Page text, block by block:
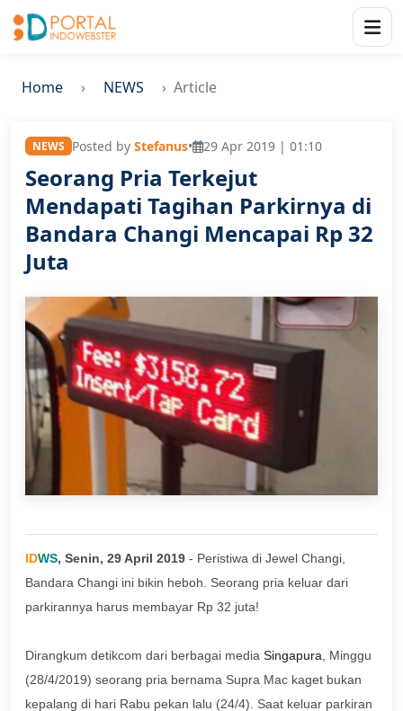
Home NEWS Article
NEWS Posted by Stefanus• 29 Apr 2019 | 01:10
Seorang Pria Terkejut
Mendapati Tagihan Parkirnya di
Bandara Changi Mencapai Rp 32
Juta
IDWS, Senin, 29 April 2019 - Peristiwa di Jewel Changi,
Bandara Changi ini bikin heboh. Seorang pria keluar dari
parkirannya harus membayar Rp 32 juta!
Dirangkum detikcom dari berbagai media Singapura
Minggu
(28/4/2019) seorang pria bernama Supra Mac kaget bukan
kepalang di hari Rabu pekan lalu (24/4). Saat keluar parkiran